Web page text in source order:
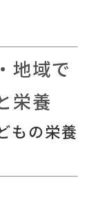
地域で
栄養
もの栄養